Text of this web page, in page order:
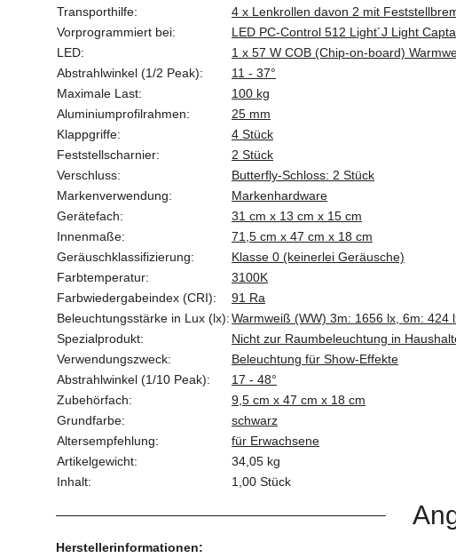
Transporthilfe:
4 x Lenkrollen davon 2 mit
Vorprogrammiert bei:
LED PC-Control 512 Light´J Light
LED:
1 x 57 W COB (Chip-on-board)
Abstrahlwinkel (1/2 Peak):
11 - 37°
Maximale Last:
100 kg
Aluminiumprofilrahmen:
25 mm
Klappgriffe:
4 Stück
Feststellscharnier:
2 Stück
Verschluss:
Butterfly-Schloss: 2 Stück
Markenverwendung:
Markenhardware
Gerätefach:
31 cm x 13 cm x 15 cm
Innenmaße:
71,5 cm x 47 cm x 18 cm
Geräuschklassifizierung:
Klasse 0 (keinerlei Geräusche)
Farbtemperatur:
3100K
Farbwiedergabeindex (CRI):
91 Ra
Beleuchtungsstärke in Lux (lx):Warmweiß (WW) 3m: 1656 lx, 6m: 424
Spezialprodukt:
Nicht zur Raumbeleuchtung in
Verwendungszweck:
Beleuchtung für Show-Effekte
Abstrahlwinkel (1/10 Peak):
17 - 48°
Zubehörfach:
9,5 cm x 47 cm x 18 cm
Grundfarbe:
schwarz
Altersempfehlung:
für Erwachsene
Artikelgewicht:
34,05 kg
Inhalt:
1,00 Stück
Herstellerinformationen: